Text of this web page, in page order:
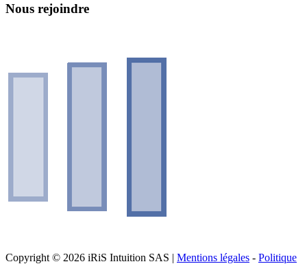
Nous rejoindre
Copyright © 2026 iRiS Intuition SAS | Mentions légales - Politique